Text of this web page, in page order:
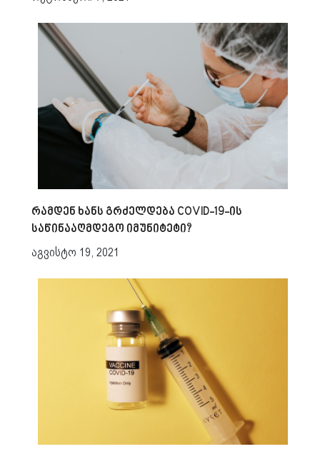
რამდენ ხანს გრძელდება COVID-19-ის
საწინააღმდეგო იმუნიტეტი?
აგვისტო 19, 2021